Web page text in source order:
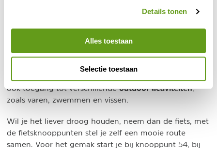
Details tonen
Alles toestaan
Selectie toestaan
De inrichting bestaat uit een binnen- en buitenzitje,
compact keukentje en twee losse eenpersoonsbedden,
die met gemak tegen elkaar geschoven kunnen
worden. Zo is dit verblijf klein, maar erg fijn. Vanaf de
ook toegang tot verschillendeoutdoor activiteiten,
zoals varen, zwemmen en vissen.
Wil je het liever droog houden, neem dan de fiets, met
de fietsknooppunten stel je zelf een mooie route
samen. Voor het gemak start je bij knooppunt 54, bij